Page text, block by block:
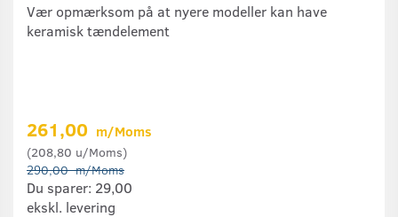
Vær opmærksom på at nyere modeller kan have
keramisk tændelement
261,00 m/Moms
(208,80 u/Moms)
290,00m/Moms
Du sparer: 29,00
ekskl. levering